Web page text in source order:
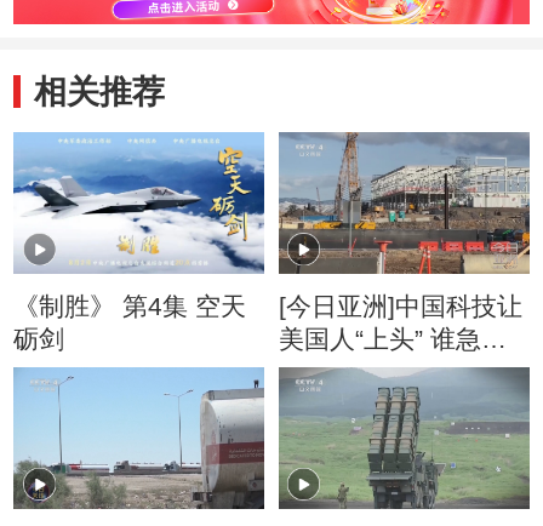
相关推荐
《制胜》 第4集 空天
砺剑
[今日亚洲]中国科技让
美国人“上头” 谁急
了？